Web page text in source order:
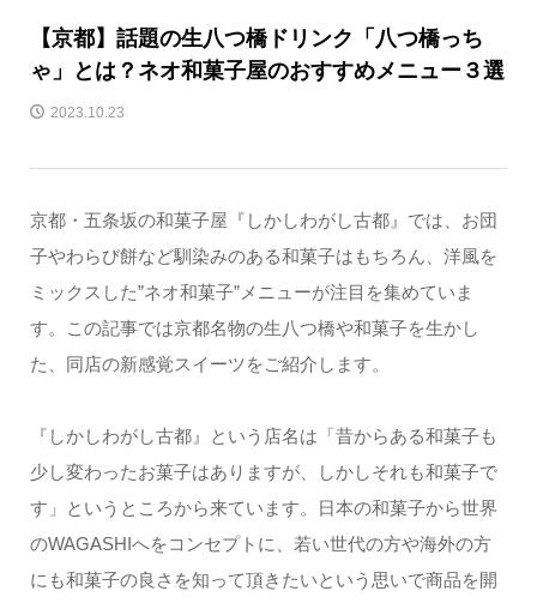
【京都】話題の生八つ橋ドリンク「八つ橋っち
ゃ」とは？ネオ和菓子屋のおすすめメニュー３選
2023.10.23
京都・五条坂の和菓子屋『しかしわがし古都』では、お団
子やわらび餅など馴染みのある和菓子はもちろん、洋風を
ミックスした”ネオ和菓子”メニューが注目を集めていま
す。この記事では京都名物の生八つ橋や和菓子を生かし
た、同店の新感覚スイーツをご紹介します。
『しかしわがし古都』という店名は「昔からある和菓子も
少し変わったお菓子はありますが、しかしそれも和菓子で
す」というところから来ています。日本の和菓子から世界
のWAGASHIへをコンセプトに、若い世代の方や海外の方
にも和菓子の良さを知って頂きたいという思いで商品を開